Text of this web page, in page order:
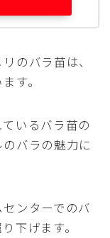
のバラ苗は、
す。
いるバラ苗の
バラの魅力に
ンターでのバ
下げます。